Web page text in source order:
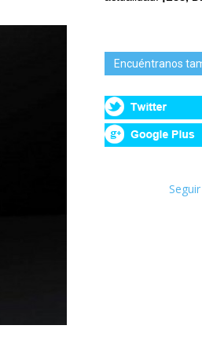
Encuéntranos